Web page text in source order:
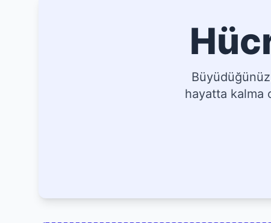
hayatta kalma